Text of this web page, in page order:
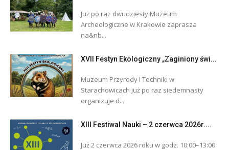
Już po raz dwudziesty Muzeum
Archeologiczne w Krakowie zaprasza
na&nb...
XVII Festyn Ekologiczny „Zaginiony świ...
Muzeum Przyrody i Techniki w
Starachowicach już po raz siedemnasty
organizuje d...
XIII Festiwal Nauki – 2 czerwca 2026r....
Już 2 czerwca 2026 roku w godz. 10:00–13:00